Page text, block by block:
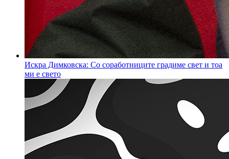
Искра Димковска: Со соработниците градиме свет и тоа
ми е свето